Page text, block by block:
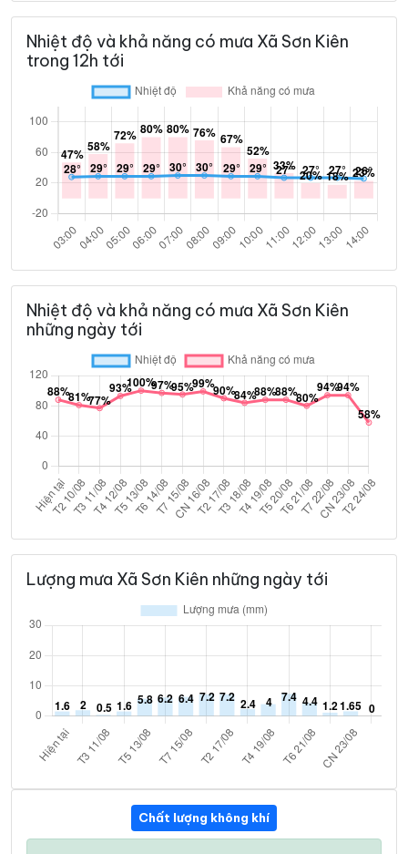
Nhiệt độ và khả năng có mưa Xã Sơn Kiên
trong 12h tới
Nhiệt độ và khả năng có mưa Xã Sơn Kiên
những ngày tới
Lượng mưa Xã Sơn Kiên những ngày tới
Chất lượng không khí